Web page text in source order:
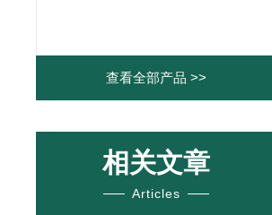
查看全部产品 >>
相关文章
Articles